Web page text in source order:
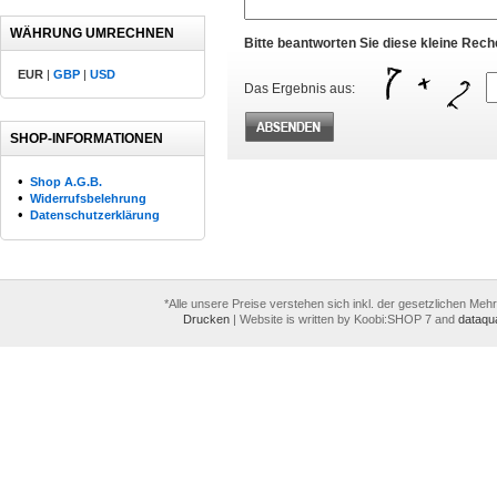
WÄHRUNG UMRECHNEN
EUR | GBP | USD
SHOP-INFORMATIONEN
• Shop A.G.B.
• Widerrufsbelehrung
• Datenschutzerklärung
Bitte beantworten Sie diese kleine
Das Ergebnis aus:
*Alle unsere Preise verstehen sich inkl. der gesetzlichen
Drucken | Website is written by Koobi:SHOP 7 and